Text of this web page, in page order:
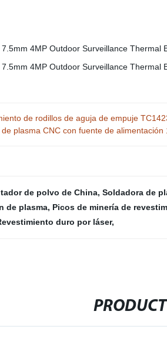
de rodillos de aguja de empuje
plasma CNC con fuente de alimentación
de polvo de China, Soldadora de
de plasma, Picos de minería de
duro por láser,